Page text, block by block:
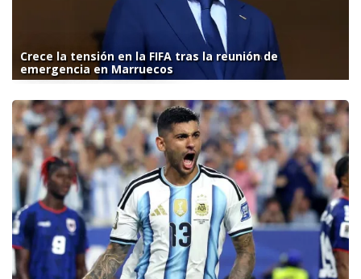
Crece la tensión en la FIFA tras la reunión de
emergencia en Marruecos